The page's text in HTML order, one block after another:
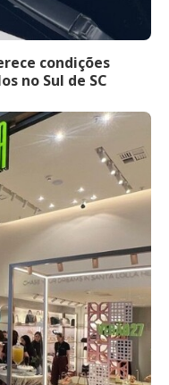
condições
no Sul de SC